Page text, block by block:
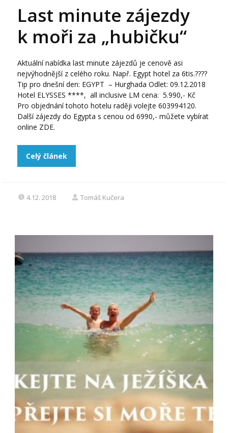
Last minute zájezdy
k moři za „hubičku“
Aktuální nabídka last minute zájezdů je cenově asi
nejvýhodnější z celého roku. Např. Egypt hotel za 6tis.????
Tip pro dnešní den: EGYPT – Hurghada Odlet: 09.12.2018
Hotel ELYSSES ****, all inclusive LM cena: 5.990,- Kč
Pro objednání tohoto hotelu raději volejte 603994120.
Další zájezdy do Egypta s cenou od 6990,- můžete vybírat
online ZDE.
Celý článek
4.12. 2018 Tomáš Kučera